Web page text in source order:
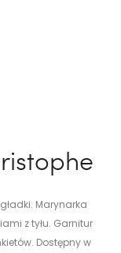
Marynarka
z tyłu. Garnitur
Dostępny w